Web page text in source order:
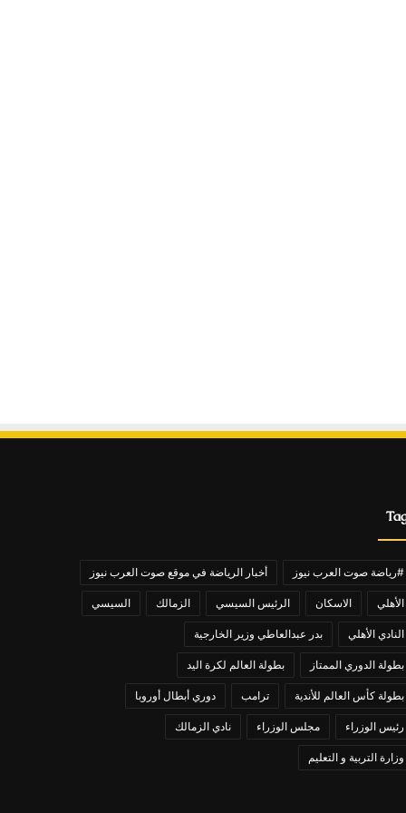
#رياضة صوت العرب نيوز أخبار الرياضة في موقع صوت العرب نيوز
الأهلي الاسكان الرئيس السيسي الزمالك السيسي
النادي الأهلي بدر عبدالعاطي وزير الخارجية
بطولة الدوري الممتاز بطولة العالم لكرة اليد
بطولة كأس العالم للأندية ترامب دوري أبطال أوروبا
رئيس الوزراء مجلس الوزراء نادي الزمالك
وزارة التربية و التعليم